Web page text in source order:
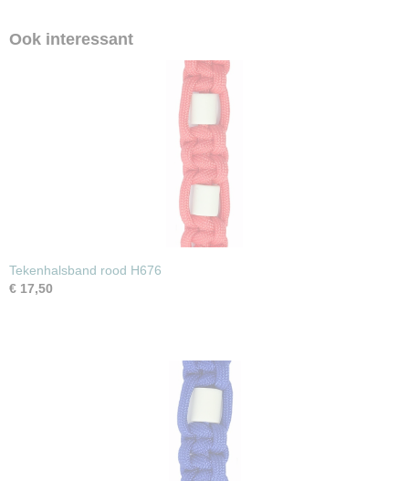
Ook interessant
Tekenhalsband rood H676
€ 17,50